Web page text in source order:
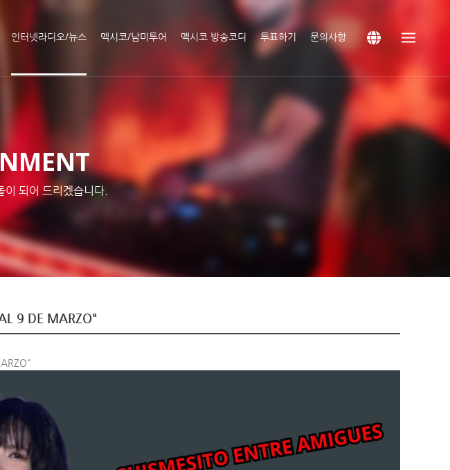
인터넷라디오/뉴스 멕시코/남미투어 멕시코 방송코디 투표하기 문의사항
이 되어 드리겠습니다.
9 DE MARZO"